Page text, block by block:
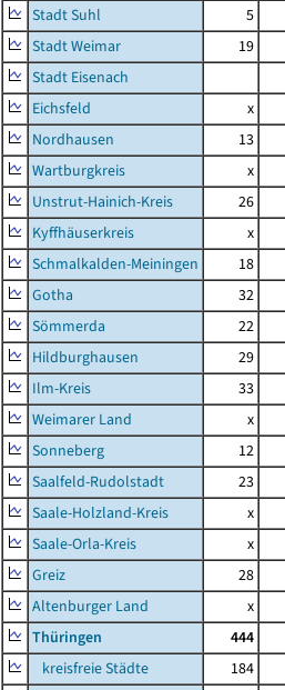
Stadt Suhl
5
Stadt Weimar
19
Stadt Eisenach
Eichsfeld
x
Nordhausen
13
Wartburgkreis
x
Unstrut-Hainich-Kreis
26
Kyffhäuserkreis
x
Schmalkalden-Meiningen
18
Gotha
32
Sömmerda
22
Hildburghausen
29
Ilm-Kreis
33
Weimarer Land
x
Sonneberg
12
Saalfeld-Rudolstadt
23
Saale-Holzland-Kreis
x
Saale-Orla-Kreis
x
Greiz
28
Altenburger Land
x
Thüringen
444
kreisfreie Städte
184